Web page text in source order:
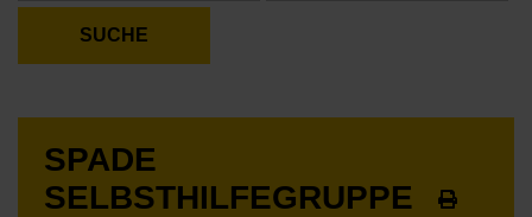
SPADE
SELBSTHILFEGRUPPE